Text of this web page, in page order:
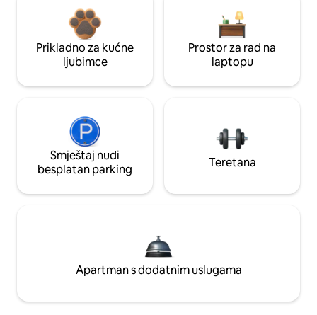
Prikladno za kućne
ljubimce
Prostor za rad na
laptopu
Smještaj nudi
besplatan parking
Teretana
Apartman s dodatnim uslugama